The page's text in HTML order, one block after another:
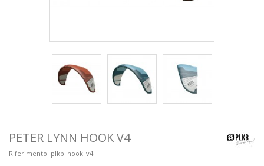
PETER LYNN HOOK V4
Riferimento: plkb_hook_v4